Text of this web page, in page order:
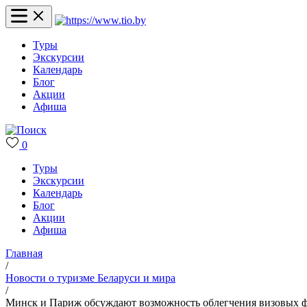
Туры
Экскурсии
Календарь
Блог
Акции
Афиша
0
Туры
Экскурсии
Календарь
Блог
Акции
Афиша
Главная
/
Новости о туризме Беларуси и мира
/
Минск и Париж обсуждают возможность облегчения визовых